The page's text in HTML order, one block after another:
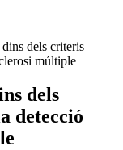
dels criteris
múltiple
dels
detecció